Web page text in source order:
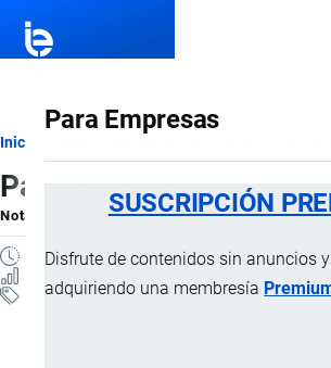
Para Empresas
SUSCRIPCIÓN
Disfrute de contenidos sin anuncios
adquiriendo una membresía
Ruta
de
navegación
Inicio
Partida 29.19
Nota ExplicativaporImportaciones …, 18 Julio,
2 MINUTOS
Notas Explicativas